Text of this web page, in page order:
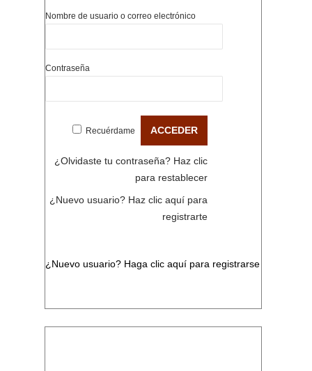
Nombre de usuario o correo electrónico
Contraseña
Recuérdame
¿Olvidaste tu contraseña? Haz clic
para restablecer
¿Nuevo usuario? Haz clic aquí para
registrarte
¿Nuevo usuario? Haga clic aquí para registrarse